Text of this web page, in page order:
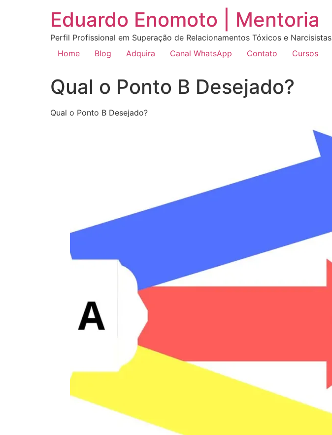
Eduardo Enomoto | Mentoria
Perfil Profissional em Superação de Relacionamentos Tóxicos e Narcisistas
Home
Blog Adquira Canal WhatsApp Contato Cursos
Qual o Ponto B Desejado?
Qual o Ponto B Desejado?